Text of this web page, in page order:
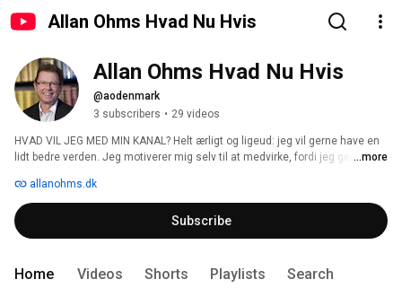
Allan Ohms Hvad Nu Hvis
Allan Ohms Hvad Nu Hvis
@aodenmark
3 subscribers • 29 videos
HVAD VIL JEG MED MIN KANAL? Helt ærligt og ligeud: jeg vil gerne have en
lidt bedre verden. Jeg motiverer mig selv til at medvirke, fordi jeg gennem
skubber du så til dig selv og andre -- så er vi i gange med en positiv bøle.
Let us do so!!
...more
allanohms.dk
Subscribe
Home Videos Shorts Playlists Search